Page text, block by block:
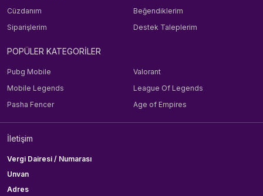
Cüzdanım
Beğendiklerim
Siparişlerim
Destek Taleplerim
POPÜLER KATEGORİLER
Pubg Mobile
Valorant
Mobile Legends
League Of Legends
Pasha Fencer
Age of Empires
İletişim
Vergi Dairesi / Numarası
Unvan
Adres